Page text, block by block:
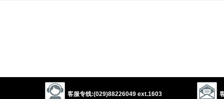
客服专线:(029)88226049 ext.1603